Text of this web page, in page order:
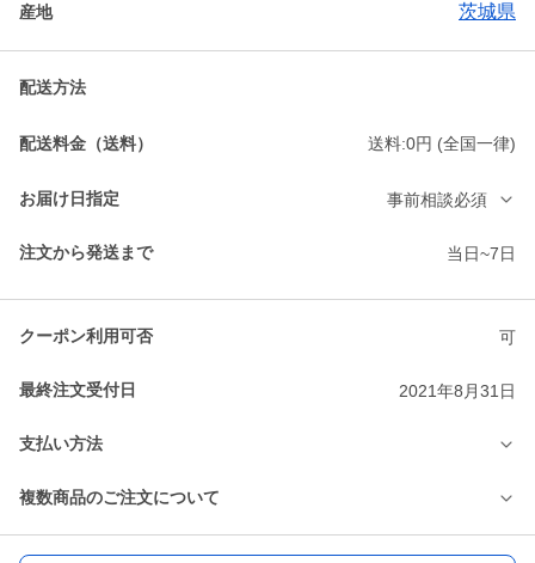
産地 茨城県
配送方法
配送料金（送料） 送料:0円 (全国一律)
お届け日指定 事前相談必須
注文から発送まで 当日~7日
クーポン利用可否 可
最終注文受付日 2021年8月31日
支払い方法
複数商品のご注文について